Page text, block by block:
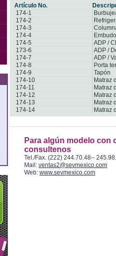
Artículo No.
174-1
174-2
174-3
174-4
174-5
ADP /
173-6
ADP /
174-7
ADP /
174-8
Porta
174-9
Tapón
174-10
Matraz
174-11
Matraz
174-12
Matraz
174-13
Matraz
174-14
Matraz
Para algún modelo con
consultenos
Tel./Fax. (222) 244.70.48--
Mail: ventas2@sevmexico.com
Web: www.sevmexico.com